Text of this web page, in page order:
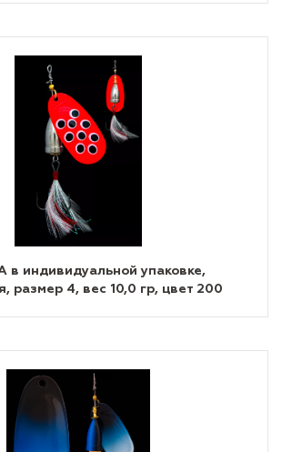
в индивидуальной упаковке,
размер 4, вес 10,0 гр, цвет 200